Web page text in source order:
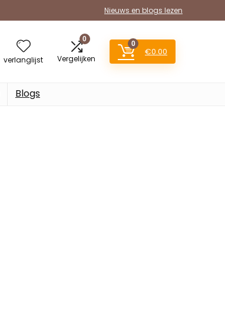
Nieuws en blogs lezen
verlanglijst
0
Vergelijken
0
€0.00
Blogs